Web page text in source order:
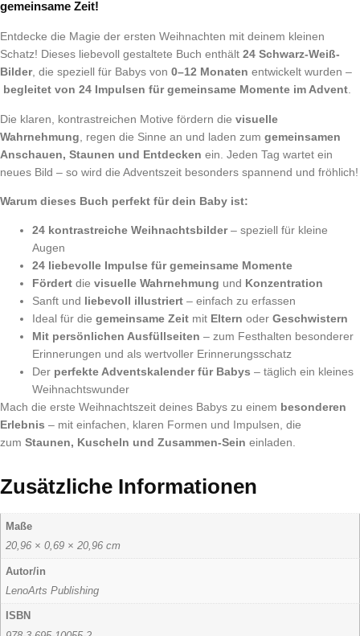
gemeinsame Zeit!
Entdecke die Magie der ersten Weihnachten mit deinem kleinen
Schatz! Dieses liebevoll gestaltete Buch enthält 24 Schwarz-Weiß-
Bilder, die speziell für Babys von 0–12 Monaten entwickelt wurden –
begleitet von 24 Impulsen für gemeinsame Momente im Advent.
Die klaren, kontrastreichen Motive fördern die visuelle
Wahrnehmung , regen die Sinne an und laden zum gemeinsamen
Anschauen, Staunen und Entdecken ein. Jeden Tag wartet ein
neues Bild – so wird die Adventszeit besonders spannend und fröhlich!
Warum dieses Buch perfekt für dein Baby ist:
24 kontrastreiche Weihnachtsbilder– speziell für kleine
Augen
24 liebevolle Impulse für gemeinsame Momente
Fördert die visuelle Wahrnehmung und Konzentration
Sanft und liebevoll illustriert – einfach zu erfassen
Ideal für die gemeinsame Zeit mit Eltern oder Geschwistern
Mit persönlichen Ausfüllseiten – zum Festhalten besonderer
Erinnerungen und als wertvoller Erinnerungsschatz
Der perfekte Adventskalender für Babys – täglich ein kleines
Weihnachtswunder
Mach die erste Weihnachtszeit deines Babys zu einem besonderen
Erlebnis – mit einfachen, klaren Formen und Impulsen, die
zum Staunen, Kuscheln und Zusammen-Sein einladen.
Zusätzliche Informationen
Maße
20,96 × 0,69 × 20,96 cm
Autor/in
LenoArts Publishing
ISBN